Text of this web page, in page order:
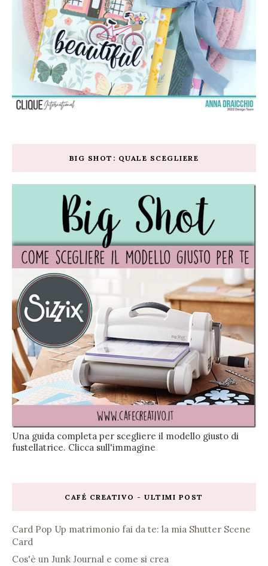
BIG SHOT: QUALE SCEGLIERE
Una guida completa per scegliere il modello giusto di
fustellatrice. Clicca sull'immagine
CAFÉ CREATIVO - ULTIMI POST
Card Pop Up matrimonio fai da te: la mia Shutter Scene
Card
Cos'è un Junk Journal e come si crea